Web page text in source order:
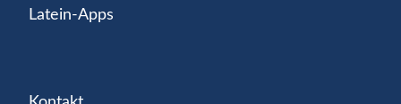
Latein-Apps